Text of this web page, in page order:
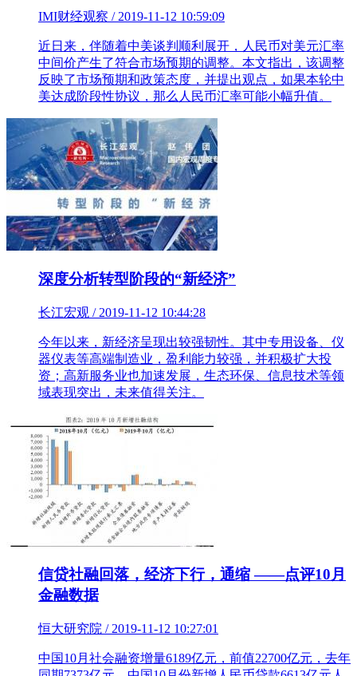
IMI财经观察 / 2019-11-12 10:59:09
近日来，伴随着中美谈判顺利展开，人民币对美元汇率
中间价产生了符合市场预期的调整。本文指出，该调整
反映了市场预期和政策态度，并提出观点，如果本轮中
美达成阶段性协议，那么人民币汇率可能小幅升值。
深度分析转型阶段的“新经济”
长江宏观 / 2019-11-12 10:44:28
今年以来，新经济呈现出较强韧性。其中专用设备、仪
器仪表等高端制造业，盈利能力较强，并积极扩大投
资；高新服务业也加速发展，生态环保、信息技术等领
域表现突出，未来值得关注。
信贷社融回落，经济下行，通缩 ——点评10月
金融数据
恒大研究院 / 2019-11-12 10:27:01
中国10月社会融资增量6189亿元，前值22700亿元，去年